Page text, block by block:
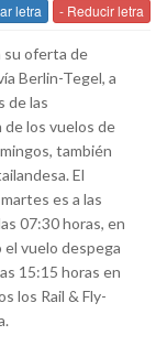
letra - Reducir letra
su oferta de
Berlin-Tegel, a
de las
los vuelos de
también
El
es a las
07:30 horas, en
vuelo despega
15:15 horas en
los Rail & Fly-